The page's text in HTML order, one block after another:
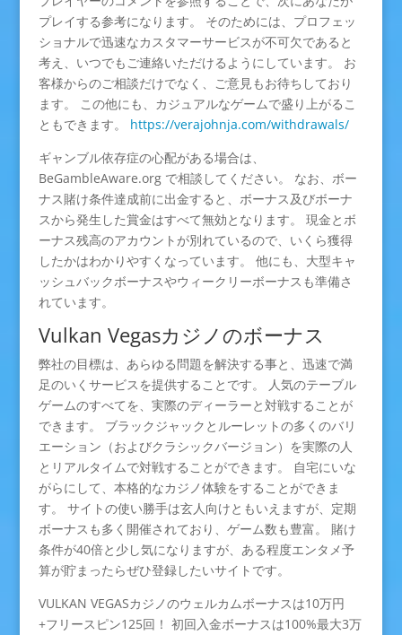
プレイする参考になります。 そのためには、プロフェッ
ショナルで迅速なカスタマーサービスが不可欠であると
考え、いつでもご連絡いただけるようにしています。 お
客様からのご相談だけでなく、ご意見もお待ちしており
ます。 この他にも、カジュアルなゲームで盛り上がるこ
ともできます。 https://verajohnja.com/withdrawals/
ギャンブル依存症の心配がある場合は、
BeGambleAware.org で相談してください。 なお、ボー
ナス賭け条件達成前に出金すると、ボーナス及びボーナ
スから発生した賞金はすべて無効となります。 現金とボ
ーナス残高のアカウントが別れているので、いくら獲得
したかはわかりやすくなっています。 他にも、大型キャ
ッシュバックボーナスやウィークリーボーナスも準備さ
れています。
Vulkan Vegasカジノのボーナス
弊社の目標は、あらゆる問題を解決する事と、迅速で満
足のいくサービスを提供することです。 人気のテーブル
ゲームのすべてを、実際のディーラーと対戦することが
できます。 ブラックジャックとルーレットの多くのバリ
エーション（およびクラシックバージョン）を実際の人
とリアルタイムで対戦することができます。 自宅にいな
がらにして、本格的なカジノ体験をすることができま
す。 サイトの使い勝手は玄人向けともいえますが、定期
ボーナスも多く開催されており、ゲーム数も豊富。 賭け
条件が40倍と少し気になりますが、ある程度エンタメ予
算が貯まったらぜひ登録したいサイトです。
VULKAN VEGASカジノのウェルカムボーナスは10万円
+フリースピン125回！ 初回入金ボーナスは100%最大3万